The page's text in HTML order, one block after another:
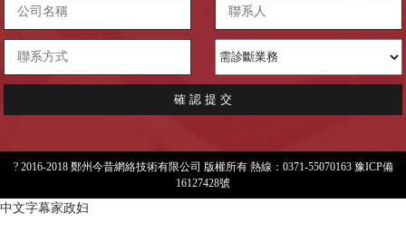
確 認 提 交
? 2016-2018 鄭州今昔網絡技術有限公司 版權所有 熱線：0371-55070163 豫ICP備
16127428號
中文字幕家政妇